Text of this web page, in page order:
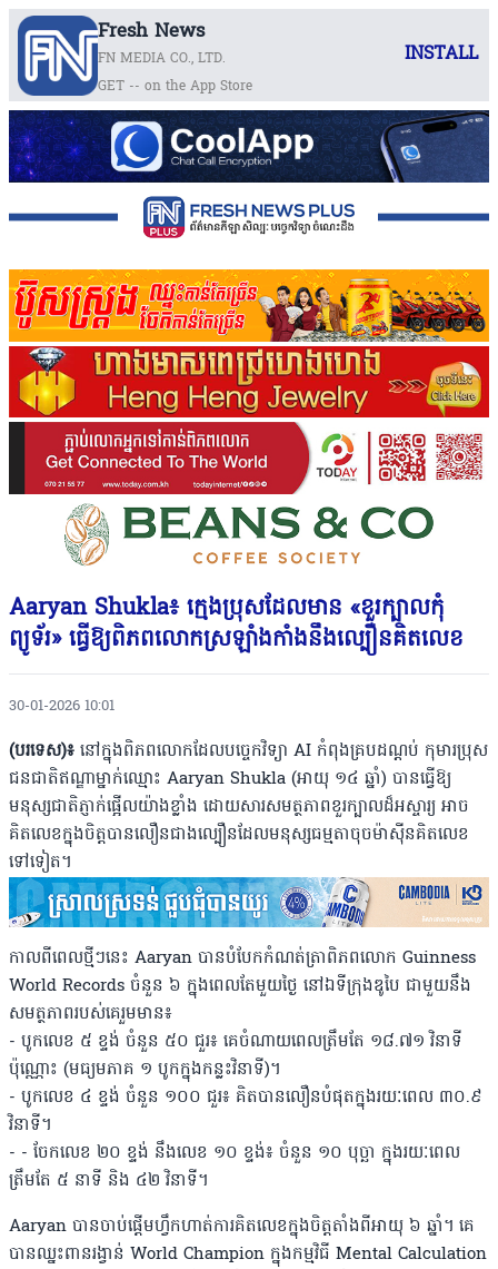
Fresh News
FN MEDIA CO., LTD.
GET -- on the App Store
INSTALL
Aaryan Shukla៖ ក្មេងប្រុសដែលមាន «ខួរក្បាលកុំ
ព្យូទ័រ» ធ្វើឱ្យពិភពលោកស្រឡាំងកាំងនឹងល្បឿនគិតលេខ
30-01-2026 10:01
(បរទេស)៖ នៅក្នុងពិភពលោកដែលបច្ចេកវិទ្យា AI កំពុងគ្របដណ្តប់ កុមារប្រុស
ជនជាតិឥណ្ឌាម្នាក់ឈ្មោះ Aaryan Shukla (អាយុ ១៤ ឆ្នាំ) បានធ្វើឱ្យ
មនុស្សជាតិភ្ញាក់ផ្អើលយ៉ាងខ្លាំង ដោយសារសមត្ថភាពខួរក្បាលដ៏អស្ចារ្យ អាច
គិតលេខក្នុងចិត្តបានលឿនជាងល្បឿនដែលមនុស្សធម្មតាចុចម៉ាស៊ីនគិតលេខ
ទៅទៀត។
កាលពីពេលថ្មីៗនេះ Aaryan បានបំបែកកំណត់ត្រាពិភពលោក Guinness
World Records ចំនួន ៦ ក្នុងពេលតែមួយថ្ងៃ នៅឯទីក្រុងឌូបៃ ជាមួយ​នឹង
សមត្ថភាពរបស់គេរួមមាន៖
- បូកលេខ ៥ ខ្ទង់ ចំនួន ៥០ ជួរ៖ គេចំណាយពេលត្រឹមតែ ១៨.៧១ វិនាទី
ប៉ុណ្ណោះ (មធ្យមភាគ ១ បូកក្នុងកន្លះវិនាទី)។
- បូកលេខ ៤ ខ្ទង់ ចំនួន ១០០ ជួរ៖ គិតបានលឿនបំផុតក្នុងរយៈពេល ៣០.៩
វិនាទី។
- - ចែកលេខ ២០ ខ្ទង់ នឹងលេខ ១០ ខ្ទង់៖ ចំនួន ១០ បុច្ឆា ក្នុងរយៈពេល
ត្រឹមតែ ៥ នាទី និង ៤២ វិនាទី។
Aaryan បានចាប់ផ្តើមហ្វឹកហាត់ការគិតលេខក្នុងចិត្តតាំងពីអាយុ ៦ ឆ្នាំ។ គេ
បានឈ្នះពានរង្វាន់ World Champion ក្នុងកម្មវិធី Mental Calculation